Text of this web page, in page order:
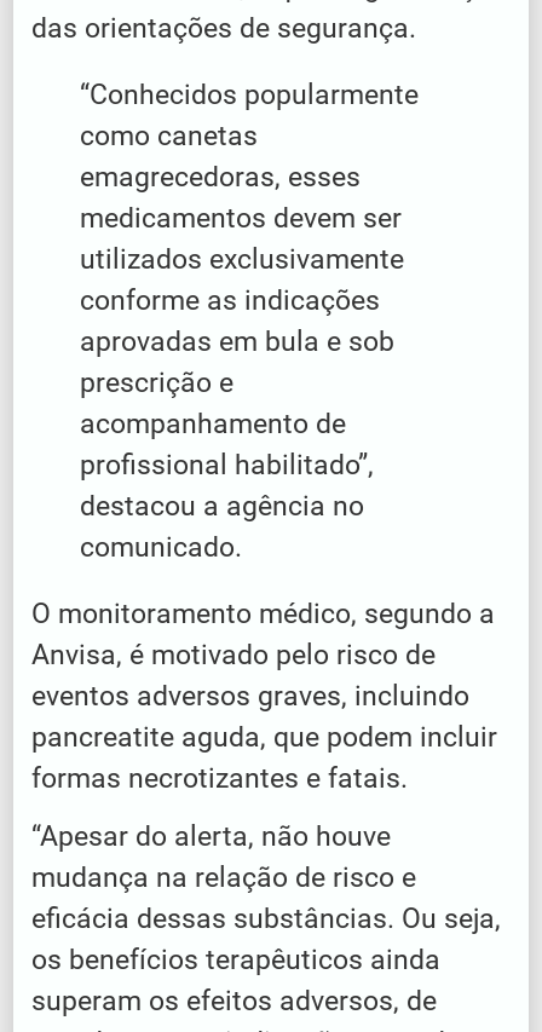
das orientações de segurança.
“Conhecidos popularmente
como canetas
emagrecedoras, esses
medicamentos devem ser
utilizados exclusivamente
conforme as indicações
aprovadas em bula e sob
prescrição e
acompanhamento de
profissional habilitado”,
destacou a agência no
comunicado.
O monitoramento médico, segundo a
Anvisa, é motivado pelo risco de
eventos adversos graves, incluindo
pancreatite aguda, que podem incluir
formas necrotizantes e fatais.
“Apesar do alerta, não houve
mudança na relação de risco e
eficácia dessas substâncias. Ou seja,
os benefícios terapêuticos ainda
superam os efeitos adversos, de